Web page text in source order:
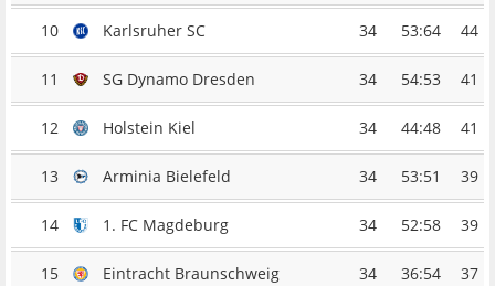
10 Karlsruher SC 34 53:64 44
11 SG Dynamo Dresden 34 54:53 41
12 Holstein Kiel 34 44:48 41
13 Arminia Bielefeld 34 53:51 39
14 1. FC Magdeburg 34 52:58 39
15 Eintracht Braunschweig 34 36:54 37